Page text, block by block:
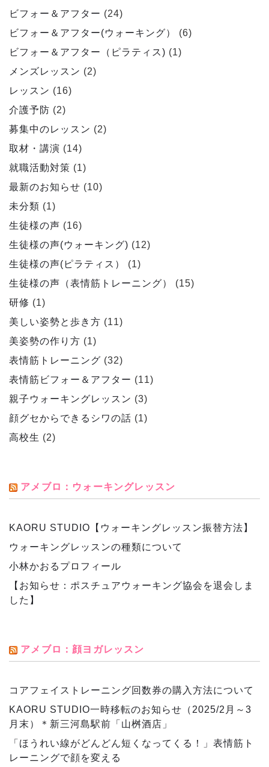
ビフォー＆アフター (24)
ビフォー＆アフター(ウォーキング）
(6)
ビフォー＆アフター（ピラティス) (1)
メンズレッスン (2)
レッスン (16)
介護予防 (2)
募集中のレッスン (2)
取材・講演 (14)
就職活動対策 (1)
最新のお知らせ (10)
未分類 (1)
生徒様の声 (16)
生徒様の声(ウォーキング) (12)
生徒様の声(ピラティス）
(1)
生徒様の声（表情筋トレーニング）
(15)
研修 (1)
美しい姿勢と歩き方 (11)
美姿勢の作り方 (1)
表情筋トレーニング (32)
表情筋ビフォー＆アフター (11)
親子ウォーキングレッスン (3)
顔グセからできるシワの話 (1)
高校生 (2)
アメブロ：ウォーキングレッスン
KAORU STUDIO【ウォーキングレッスン振替方法】
ウォーキングレッスンの種類について
小林かおるプロフィール
【お知らせ：ポスチュアウォーキング協会を退会しま
した】
アメブロ：顔ヨガレッスン
コアフェイストレーニング回数券の購入方法について
KAORU STUDIO一時移転のお知らせ（2025/2月～3
月末）＊新三河島駅前「山桝酒店」
「ほうれい線がどんどん短くなってくる！」表情筋ト
レーニングで顔を変える